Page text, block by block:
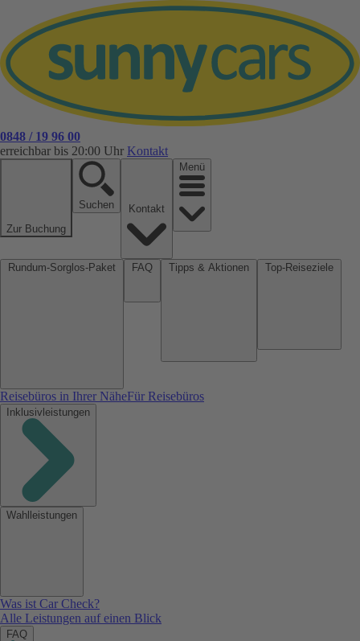
0848 / 19 96 00
erreichbar bis 20:00 Uhr Kontakt
Zur Buchung
Suchen
Menü
Reisebüros in Ihrer NäheFür Reisebüros
Inklusivleistungen
Wahlleistungen
Was ist Car Check?
Alle Leistungen auf einen Blick
FAQ